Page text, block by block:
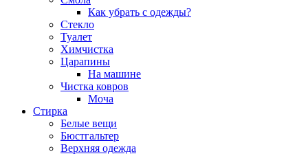
Как убрать с одежды?
Стекло
Туалет
Химчистка
Царапины
На машине
Чистка ковров
Моча
Стирка
Белые вещи
Бюстгальтер
Верхняя одежда